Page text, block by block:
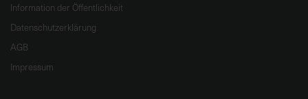
Information der Öffentlichkeit
Datenschutzerklärung
AGB
Impressum